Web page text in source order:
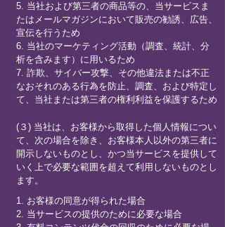
5. 当社および第三者の商品等の、当サービスま
たはメールマガジンにおいて販売の勧誘、広告、
宣伝を行うため
6. 当社のマーケティング活動（調査、統計、分
析を含みます）に用いるため
7. 詐欺、サイバー攻撃、その他違法または不正
なおそれのある行為を防止、調査、および特定し
て、当社または第三者の権利利益を保護するため
(３) 当社は、お客様から取得した個人情報につい
て、次の場合を除き、お客様本人以外の第三者に
開示しないものとし、かつ当サービスを提供して
いく上で必要な範囲を超えて利用しないものとし
ます。
1. お客様の同意が得られた場合
2. 当サービスの提供のために必要な場合